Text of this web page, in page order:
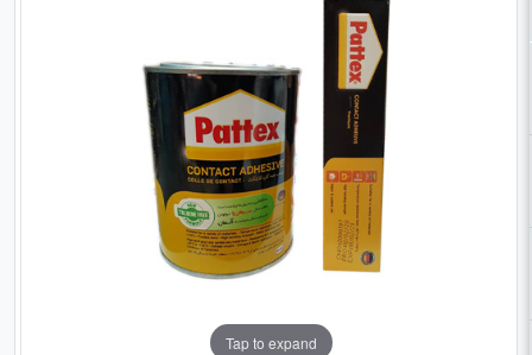
Tap to expand